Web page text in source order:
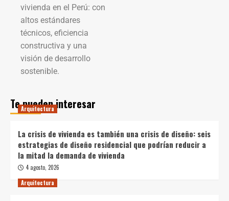
vivienda en el Perú: con
altos estándares
técnicos, eficiencia
constructiva y una
visión de desarrollo
sostenible.
Te pueden interesar
Arquitectura
La crisis de vivienda es también una crisis de diseño: seis
estrategias de diseño residencial que podrían reducir a
la mitad la demanda de vivienda
4 agosto, 2026
Arquitectura